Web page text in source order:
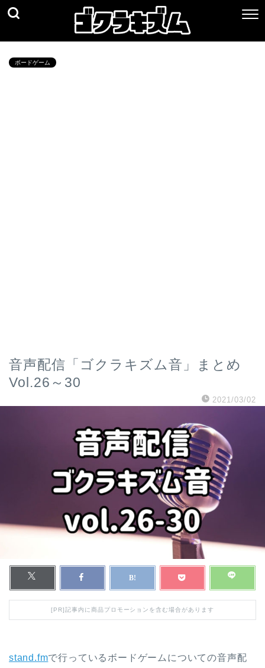
ボードゲーム
音声配信「ゴクラキズム音」まとめ
Vol.26～30
2021/03/02
[PR]記事内に商品プロモーションを含む場合があります
stand.fmで行っているボードゲームについての音声配